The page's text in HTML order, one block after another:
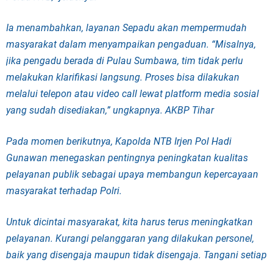
Ia menambahkan, layanan Sepadu akan mempermudah
masyarakat dalam menyampaikan pengaduan. “Misalnya,
jika pengadu berada di Pulau Sumbawa, tim tidak perlu
melakukan klarifikasi langsung. Proses bisa dilakukan
melalui telepon atau video call lewat platform media sosial
yang sudah disediakan,” ungkapnya. AKBP Tihar
Pada momen berikutnya, Kapolda NTB Irjen Pol Hadi
Gunawan menegaskan pentingnya peningkatan kualitas
pelayanan publik sebagai upaya membangun kepercayaan
masyarakat terhadap Polri.
Untuk dicintai masyarakat, kita harus terus meningkatkan
pelayanan. Kurangi pelanggaran yang dilakukan personel,
baik yang disengaja maupun tidak disengaja. Tangani setiap